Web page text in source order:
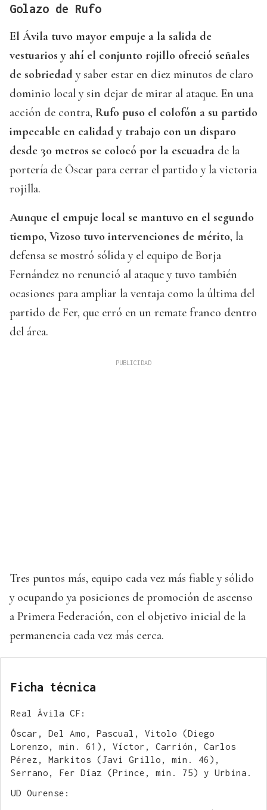
Golazo de Rufo
El Ávila tuvo mayor empuje a la salida de
vestuarios y ahí el conjunto rojillo ofreció señales
de sobriedad y saber estar en diez minutos de claro
dominio local y sin dejar de mirar al ataque. En una
acción de contra, Rufo puso el colofón a su partido
impecable en calidad y trabajo con un disparo
desde 30 metros se colocó por la escuadra de la
portería de Óscar para cerrar el partido y la victoria
rojilla.
Aunque el empuje local se mantuvo en el segundo
tiempo, Vizoso tuvo intervenciones de mérito, la
defensa se mostró sólida y el equipo de Borja
Fernández no renunció al ataque y tuvo también
ocasiones para ampliar la ventaja como la última del
partido de Fer, que erró en un remate franco dentro
del área.
Tres puntos más, equipo cada vez más fiable y sólido
y ocupando ya posiciones de promoción de ascenso
a Primera Federación, con el objetivo inicial de la
permanencia cada vez más cerca.
Ficha técnica
Real Ávila CF:
Óscar, Del Amo, Pascual, Vitolo (Diego
Lorenzo, min. 61), Víctor, Carrión, Carlos
Pérez, Markitos (Javi Grillo, min. 46),
Serrano, Fer Díaz (Prince, min. 75) y Urbina.
UD Ourense: